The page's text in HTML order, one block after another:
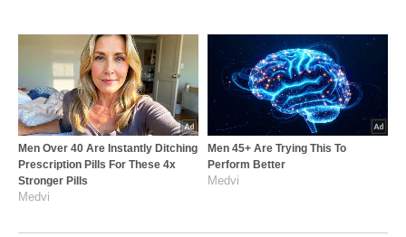
Men Over 40 Are Instantly Ditching
Prescription Pills For These 4x
Stronger Pills
Medvi
Men 45+ Are Trying This To
Perform Better
Medvi